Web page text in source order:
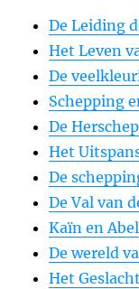
De Leiding
Het Leven
De
Schepping
De
Het
De
De Val van
Kaïn en Abel
De wereld
Het